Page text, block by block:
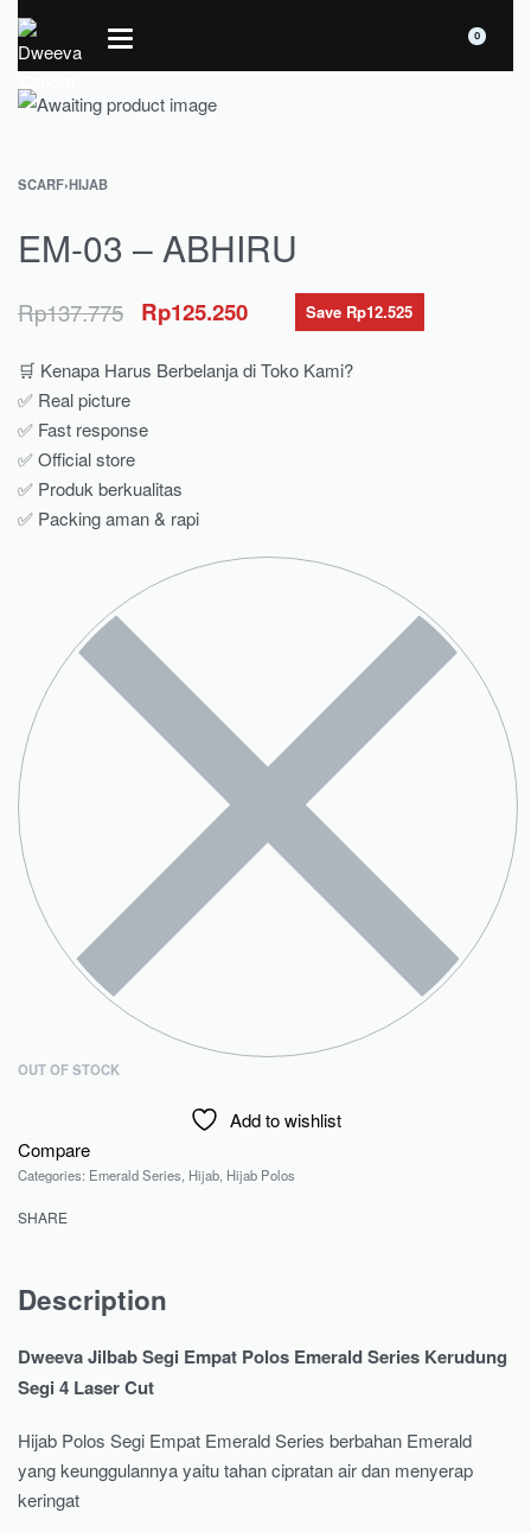
0
SCARF›HIJAB
EM-03 – ABHIRU
Rp137.775 Rp125.250 Save Rp12.525
🛒 Kenapa Harus Berbelanja di Toko Kami?
✅ Real picture
✅ Fast response
✅ Official store
✅ Produk berkualitas
✅ Packing aman & rapi
OUT OF STOCK
Add to wishlist
Compare
Categories: Emerald Series, Hijab, Hijab Polos
SHARE
Description
Dweeva Jilbab Segi Empat Polos Emerald Series Kerudung
Segi 4 Laser Cut
Hijab Polos Segi Empat Emerald Series berbahan Emerald
yang keunggulannya yaitu tahan cipratan air dan menyerap
keringat